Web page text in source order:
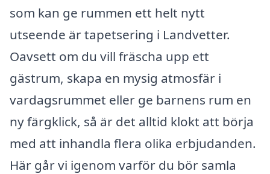
som kan ge rummen ett helt nytt
utseende är tapetsering i Landvetter.
Oavsett om du vill fräscha upp ett
gästrum, skapa en mysig atmosfär i
vardagsrummet eller ge barnens rum en
ny färgklick, så är det alltid klokt att börja
med att inhandla flera olika erbjudanden.
Här går vi igenom varför du bör samla